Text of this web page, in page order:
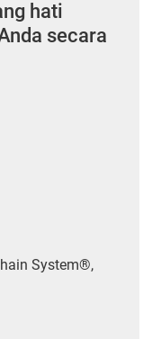
hati
secara
System®,